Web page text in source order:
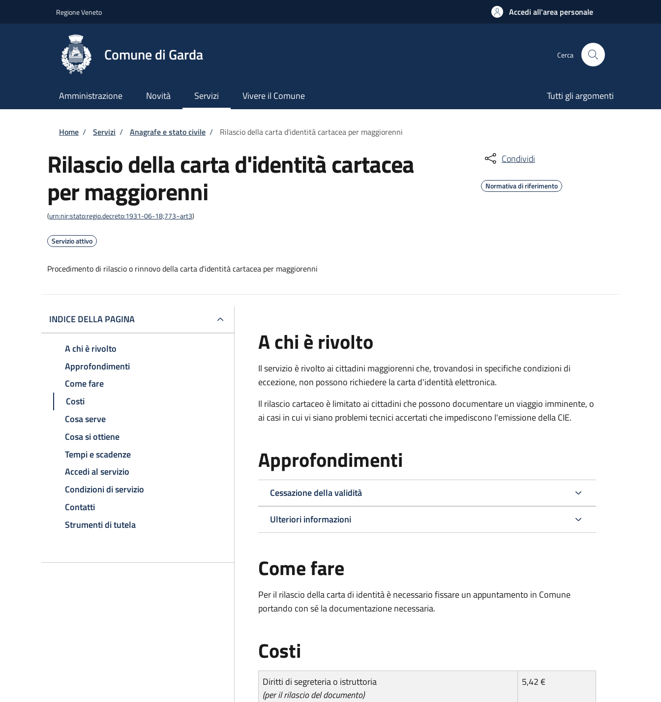
Regione Veneto Accedi all'area personale
Comune di Garda Cerca
Amministrazione Novità Servizi Vivere il Comune Tutti gli argomenti
Briciole di pane
Home / Servizi / Anagrafe e stato civile / Rilascio della carta d'identità cartacea per maggiorenni
Rilascio della carta d'identità cartacea
per maggiorenni
(urn:nir:stato:regio.decreto:1931-06-18;773~art3)
Servizio attivo
Procedimento di rilascio o rinnovo della carta d'identità cartacea per maggiorenni
Condividi
Normativa di riferimento
INDICE DELLA PAGINA
A chi è rivolto
Approfondimenti
Come fare
Costi
Cosa serve
Cosa si ottiene
Tempi e scadenze
Accedi al servizio
Condizioni di servizio
Contatti
Strumenti di tutela
A chi è rivolto
Il servizio è rivolto ai cittadini maggiorenni che, trovandosi in specifiche condizioni di
eccezione, non possono richiedere la carta d'identità elettronica.
Il rilascio cartaceo è limitato ai cittadini che possono documentare un viaggio imminente, o
ai casi in cui vi siano problemi tecnici accertati che impediscono l'emissione della CIE.
Approfondimenti
Cessazione della validità
Ulteriori informazioni
Come fare
Per il rilascio della carta di identità è necessario fissare un appuntamento in Comune
portando con sé la documentazione necessaria.
Costi
Diritti di segreteria o istruttoria
(per il rilascio del documento)
5,42 €